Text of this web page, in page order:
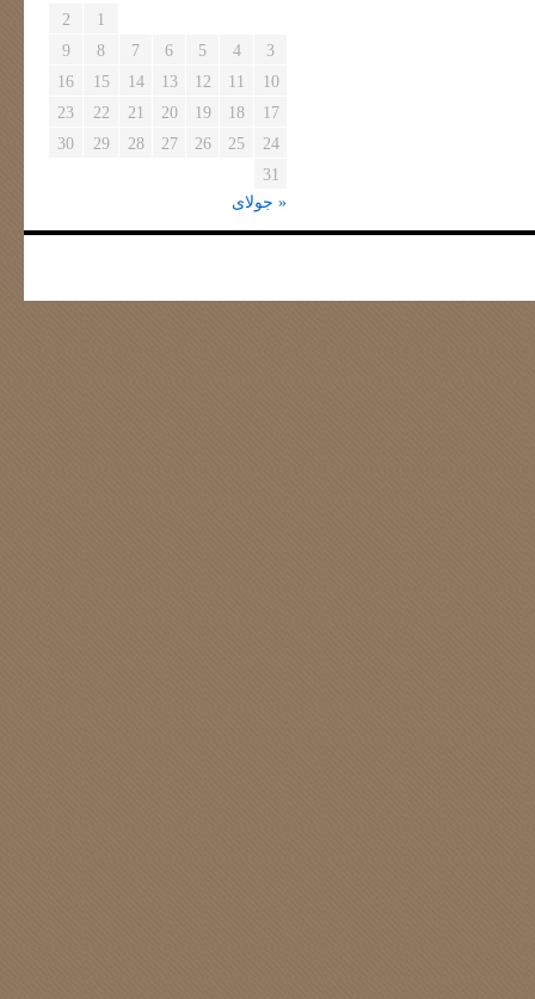
1
2
3
4
5
6
7
8
9
10
11
12
13
14
15
16
17
18
19
20
21
22
23
24
25
26
27
28
29
30
31
« جولای